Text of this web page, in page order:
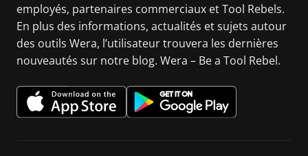
employés, partenaires commerciaux et Tool Rebels.
En plus des informations, actualités et sujets autour
des outils Wera, l’utilisateur trouvera les dernières
nouveautés sur notre blog. Wera – Be a Tool Rebel.